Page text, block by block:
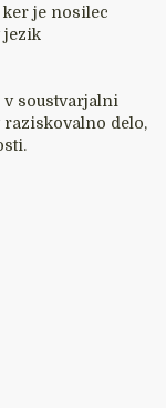
je nosilec
jezik
v soustvarjalni
raziskovalno delo,